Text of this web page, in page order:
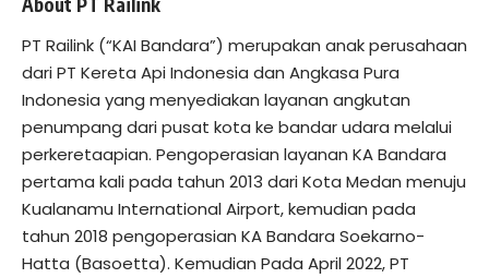
PT Railink (“KAI Bandara”) merupakan anak perusahaan
dari PT Kereta Api Indonesia dan Angkasa Pura
Indonesia yang menyediakan layanan angkutan
penumpang dari pusat kota ke bandar udara melalui
perkeretaapian. Pengoperasian layanan KA Bandara
pertama kali pada tahun 2013 dari Kota Medan menuju
Kualanamu International Airport, kemudian pada
tahun 2018 pengoperasian KA Bandara Soekarno-
Hatta (Basoetta). Kemudian Pada April 2022, PT